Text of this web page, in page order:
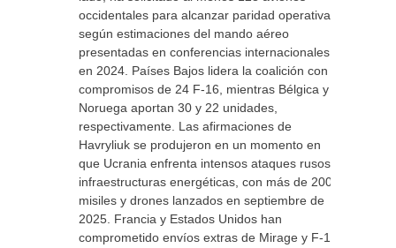
occidentales para alcanzar paridad operativa,
según estimaciones del mando aéreo
presentadas en conferencias internacionales
en 2024. Países Bajos lidera la coalición con
compromisos de 24 F-16, mientras Bélgica y
Noruega aportan 30 y 22 unidades,
respectivamente. Las afirmaciones de
Havryliuk se produjeron en un momento en
que Ucrania enfrenta intensos ataques rusos a
infraestructuras energéticas, con más de 200
misiles y drones lanzados en septiembre de
2025. Francia y Estados Unidos han
comprometido envíos extras de Mirage y F-16,